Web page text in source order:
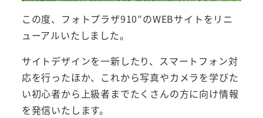
この度、フォトプラザ910″のWEBサイトをリニ
ューアルいたしました。
サイトデザインを一新したり、スマートフォン対
応を行ったほか、これから写真やカメラを学びた
い初心者から上級者までたくさんの方に向け情報
を発信いたします。